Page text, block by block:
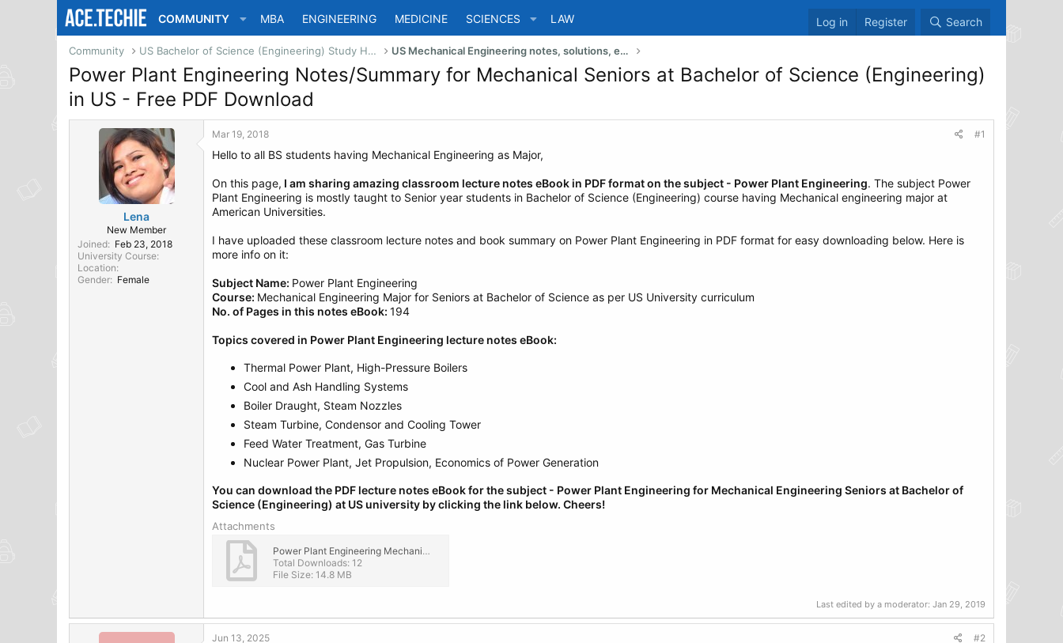
COMMUNITY MBA ENGINEERING MEDICINE SCIENCES LAW Log in Register Search
Community US Bachelor of Science (Engineering) Study Help US Mechanical Engineering notes, solutions, eBook, summaries
Power Plant Engineering Notes/Summary for Mechanical Seniors at Bachelor of Science (Engineering)
in US - Free PDF Download
Lena
New Member
Joined
Feb 23, 2018
University Course
Location
Gender
Female
Mar 19, 2018 #1
Hello to all BS students having Mechanical Engineering as Major,
On this page, I am sharing amazing classroom lecture notes eBook in PDF format on the subject - Power Plant Engineering. The subject Power
Plant Engineering is mostly taught to Senior year students in Bachelor of Science (Engineering) course having Mechanical engineering major at
American Universities.
I have uploaded these classroom lecture notes and book summary on Power Plant Engineering in PDF format for easy downloading below. Here is
more info on it:
Subject Name: Power Plant Engineering
Course: Mechanical Engineering Major for Seniors at Bachelor of Science as per US University curriculum
No. of Pages in this notes eBook: 194
Topics covered in Power Plant Engineering lecture notes eBook:
Thermal Power Plant, High-Pressure Boilers
Cool and Ash Handling Systems
Boiler Draught, Steam Nozzles
Steam Turbine, Condensor and Cooling Tower
Feed Water Treatment, Gas Turbine
Nuclear Power Plant, Jet Propulsion, Economics of Power Generation
You can download the PDF lecture notes eBook for the subject - Power Plant Engineering for Mechanical Engineering Seniors at Bachelor of
Science (Engineering) at US university by clicking the link below. Cheers!
Attachments
Power Plant Engineering Mechanical (4th Year) Engineering Lecture Notes, eBook PDF.pdf
Total Downloads: 12
File Size: 14.8 MB
Last edited by a moderator: Jan 29, 2019
Jun 13, 2025 #2